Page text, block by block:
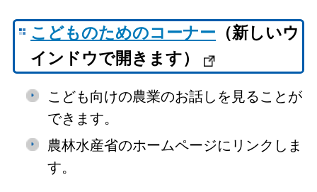
こどものためのコーナー （新しいウ
インドウで開きます）
こども向けの農業のお話しを見ることが
できます。
農林水産省のホームページにリンクしま
す。